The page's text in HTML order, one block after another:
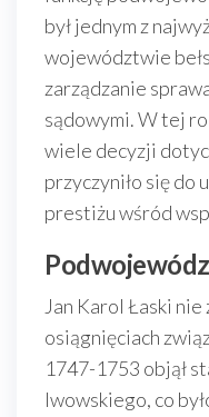
był jednym z
województwie
zarządzanie
sądowymi. W tej
wiele decyzji
przyczyniło się do
prestiżu wśród
Jan Karol Łaski nie
osiągnięciach
1747-1753 objął
lwowskiego, co